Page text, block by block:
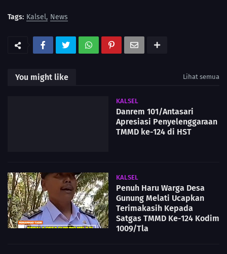
Tags: Kalsel News
You might like Lihat semua
KALSEL
Danrem 101/Antasari
Apresiasi Penyelenggaraan
TMMD ke-124 di HST
KALSEL
Penuh Haru Warga Desa
Gunung Melati Ucapkan
Terimakasih Kepada
Satgas TMMD Ke-124 Kodim
1009/Tla